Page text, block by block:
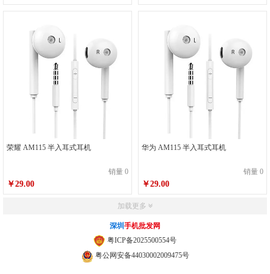
荣耀 AM115 半入耳式耳机
销量 0
￥29.00
华为 AM115 半入耳式耳机
销量 0
￥29.00
加载更多
深圳 手机批发网
粤ICP备2025500554号
粤公网安备44030002009475号